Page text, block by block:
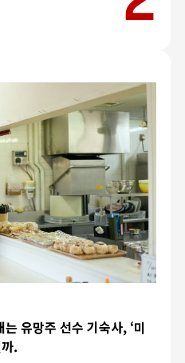
는 유망주 선수 기숙사, ‘미
.